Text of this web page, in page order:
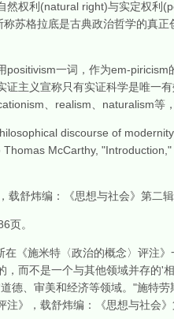
然权利(natural right)与实定权利
苏格拉底是古典政治哲学的真
一词，作为em-piricism
证主义宣称只有实证科学是唯一
、realism、naturalism等
discourse of
McCarthy,
舒炜编：《思想与社会》第二
。
施米特〈政治的概念〉评注》
，而不是一个与其他领域并存的'
德、审美和经济等领域。"施特
注》，载舒炜编：《思想与社会